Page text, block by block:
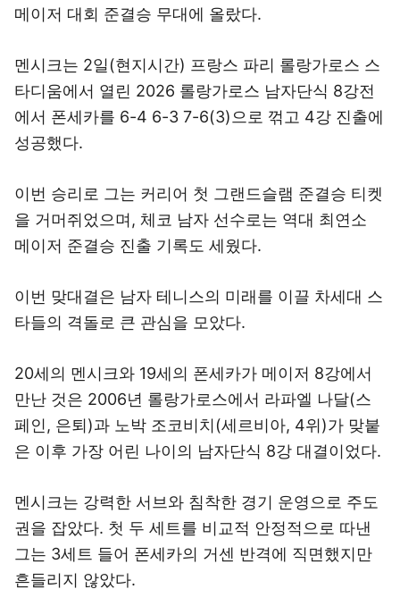
메이저 대회 준결승 무대에 올랐다.
멘시크는 2일(현지시간) 프랑스 파리 롤랑가로스 스
타디움에서 열린 2026 롤랑가로스 남자단식 8강전
에서 폰세카를 6-4 6-3 7-6(3)으로 꺾고 4강 진출에
성공했다.
이번 승리로 그는 커리어 첫 그랜드슬램 준결승 티켓
을 거머쥐었으며, 체코 남자 선수로는 역대 최연소
메이저 준결승 진출 기록도 세웠다.
이번 맞대결은 남자 테니스의 미래를 이끌 차세대 스
타들의 격돌로 큰 관심을 모았다.
20세의 멘시크와 19세의 폰세카가 메이저 8강에서
만난 것은 2006년 롤랑가로스에서 라파엘 나달(스
페인, 은퇴)과 노박 조코비치(세르비아, 4위)가 맞붙
은 이후 가장 어린 나이의 남자단식 8강 대결이었다.
멘시크는 강력한 서브와 침착한 경기 운영으로 주도
권을 잡았다. 첫 두 세트를 비교적 안정적으로 따낸
그는 3세트 들어 폰세카의 거센 반격에 직면했지만
흔들리지 않았다.